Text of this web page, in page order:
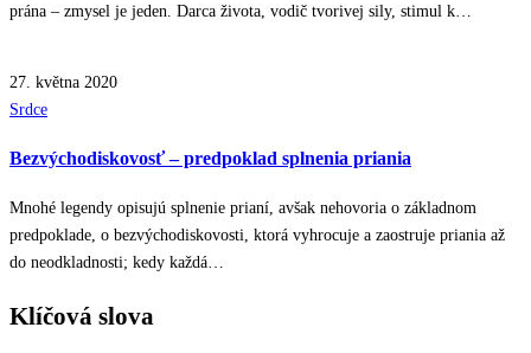
prána – zmysel je jeden. Darca života, vodič tvorivej sily, stimul k…
27. května 2020
Posted
Srdce
Bezvýchodiskovosť – predpoklad splnenia priania
Mnohé legendy opisujú splnenie prianí, avšak nehovoria o základnom
predpoklade, o bezvýchodiskovosti, ktorá vyhrocuje a zaostruje priania až
do neodkladnosti; kedy každá…
Klíčová slova